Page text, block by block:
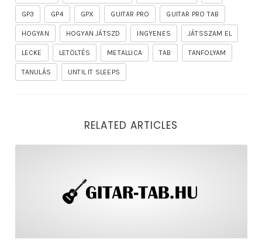
GP3 GP4 GPX GUITAR PRO GUITAR PRO TAB
HOGYAN HOGYAN JÁTSZD INGYENES JÁTSSZAM EL
LECKE LETÖLTÉS METALLICA TAB TANFOLYAM
TANULÁS UNTIL IT SLEEPS
RELATED ARTICLES